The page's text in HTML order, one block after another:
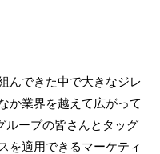
んできた中で大きなジレ
か業界を越えて広がって
ループの皆さんとタッグ
を適用できるマーケティ